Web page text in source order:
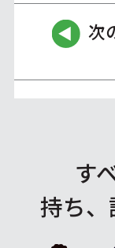
次
す
持ち、